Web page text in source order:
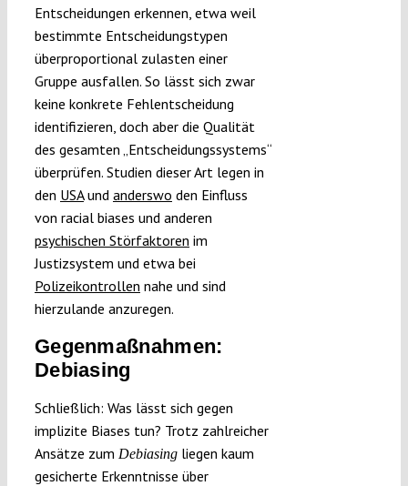
Entscheidungen erkennen, etwa weil
bestimmte Entscheidungstypen
überproportional zulasten einer
Gruppe ausfallen. So lässt sich zwar
keine konkrete Fehlentscheidung
identifizieren, doch aber die Qualität
des gesamten „Entscheidungssystems“
überprüfen. Studien dieser Art legen in
den USAund anderswo den Einfluss
von racial biases und anderen
psychischen Störfaktoren im
Justizsystem und etwa bei
Polizeikontrollen nahe und sind
hierzulande anzuregen.
Gegenmaßnahmen:
Debiasing
Schließlich: Was lässt sich gegen
implizite Biases tun? Trotz zahlreicher
Ansätze zum Debiasingliegen kaum
gesicherte Erkenntnisse über